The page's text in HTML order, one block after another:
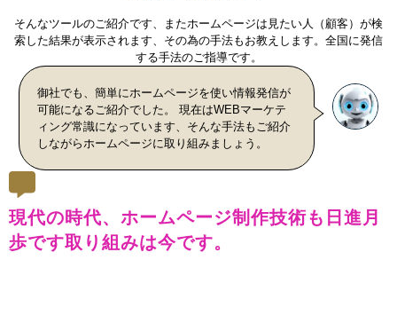
そんなツールのご紹介です、またホームページは見たい人（顧客）が検
索した結果が表示されます、その為の手法もお教えします。全国に発信
する手法のご指導です。
御社でも、簡単にホームページを使い情報発信が
可能になるご紹介でした。 現在はWEBマーケテ
ィング常識になっています、そんな手法もご紹介
しながらホームページに取り組みましょう。
現代の時代、ホームページ制作技術も日進月
歩です取り組みは今です。